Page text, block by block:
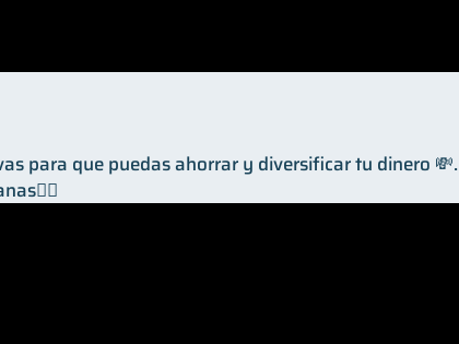
para que puedas ahorrar y diversificar tu dinero 💸.